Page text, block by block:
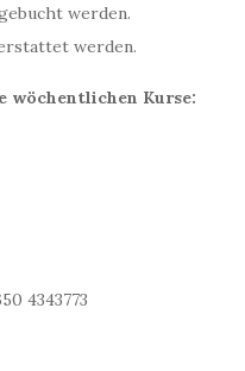
werden.
werden.
wöchentlichen Kurse:
4343773